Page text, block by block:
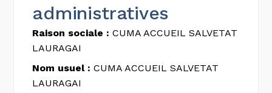
administratives
Raison sociale : CUMA ACCUEIL SALVETAT
LAURAGAI
Nom usuel : CUMA ACCUEIL SALVETAT
LAURAGAI